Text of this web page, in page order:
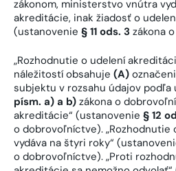
zákonom, ministerstvo vnútra
akreditácie, inak žiadosť o
(ustanovenie § 11 ods. 3 zákona
„Rozhodnutie o udelení
náležitostí obsahuje (A)
subjektu v rozsahu údajov podľa
písm. a) a b) zákona o
akreditácie“ (ustanovenie § 12
o dobrovoľníctve). „Rozhodnutie
vydáva na štyri roky“
o dobrovoľníctve). „Proti